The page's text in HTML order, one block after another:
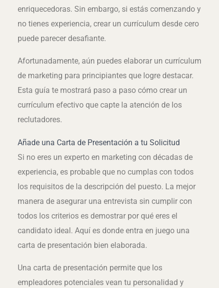
enriquecedoras. Sin embargo, si estás comenzando y
no tienes experiencia, crear un currículum desde cero
puede parecer desafiante.
Afortunadamente, aún puedes elaborar un currículum
de marketing para principiantes que logre destacar.
Esta guía te mostrará paso a paso cómo crear un
currículum efectivo que capte la atención de los
reclutadores.
Añade una Carta de Presentación a tu Solicitud
Si no eres un experto en marketing con décadas de
experiencia, es probable que no cumplas con todos
los requisitos de la descripción del puesto. La mejor
manera de asegurar una entrevista sin cumplir con
todos los criterios es demostrar por qué eres el
candidato ideal. Aquí es donde entra en juego una
carta de presentación bien elaborada.
Una carta de presentación permite que los
empleadores potenciales vean tu personalidad y